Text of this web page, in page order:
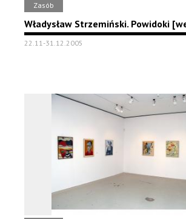
Zasób
Władysław Strzemiński. Powidoki
22.11-31.12.2005